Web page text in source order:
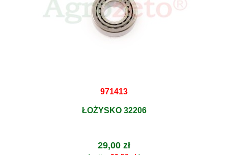
971413
ŁOŻYSKO 32206
29,00 zł